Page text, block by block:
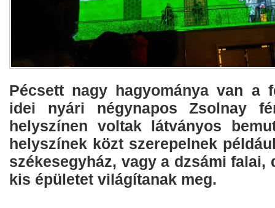
Pécsett nagy hagyománya van a
idei nyári négynapos Zsolnay
helyszínen voltak látványos
helyszínek közt szerepelnek
székesegyház, vagy a dzsámi falai,
kis épületet világítanak meg.